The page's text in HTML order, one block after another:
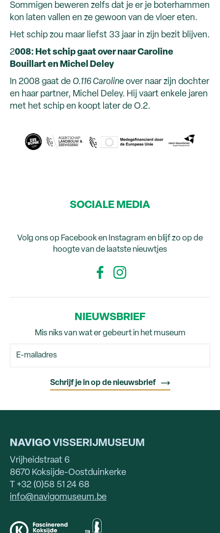
Sommigen beweren zelfs dat je er je boterhammen
kon laten vallen en ze gewoon van de vloer eten.
Het schip zou maar liefst 33 jaar in zijn bezit blijven.
2008: Het schip gaat over naar Caroline
Bouillart en Michel Deley
In 2008 gaat de O.116 Caroline over naar zijn dochter
en haar partner, Michel Deley. Hij vaart enkele jaren
met het schip en koopt later de O.2.
SOCIALE MEDIA
Volg ons op Facebook en Instagram en blijf zo op de
hoogte van de laatste nieuwtjes
NIEUWSBRIEF
Mis niks van wat er gebeurt in het museum
NAVIGOVISSERIJMUSEUM
Vrijheidstraat 6
8670 Koksijde-Oostduinkerke
T +32 (0)58 51 24 68
info@navigomuseum.be